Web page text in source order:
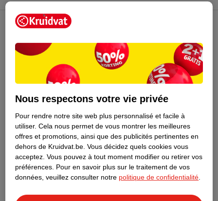
Nous respectons votre vie privée
Pour rendre notre site web plus personnalisé et facile à
utiliser. Cela nous permet de vous montrer les meilleures
offres et promotions, ainsi que des publicités pertinentes en
dehors de Kruidvat.be. Vous décidez quels cookies vous
acceptez. Vous pouvez à tout moment modifier ou retirer vos
préférences. Pour en savoir plus sur le traitement de vos
données, veuillez consulter notre politique de confidentialité